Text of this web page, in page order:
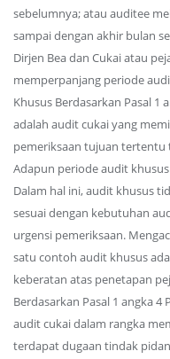
sebelumnya; atau auditee
sampai dengan akhir bulan
Dirjen Bea dan Cukai atau
memperpanjang periode
Khusus Berdasarkan Pasal 1
adalah audit cukai yang
pemeriksaan tujuan tertentu
Adapun periode audit
Dalam hal ini, audit khusus
sesuai dengan kebutuhan
urgensi pemeriksaan.
satu contoh audit khusus
keberatan atas penetapan
Berdasarkan Pasal 1 angka 4
audit cukai dalam rangka
terdapat dugaan tindak